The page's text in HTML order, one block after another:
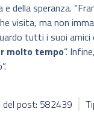
della speranza.
visita, ma non
tutti i suoi
molto tempo”.
del post: 582439